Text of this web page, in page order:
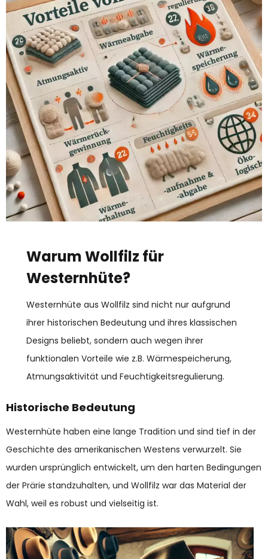
Warum Wollfilz für
Westernhüte?
Westernhüte aus Wollfilz sind nicht nur aufgrund
ihrer historischen Bedeutung und ihres klassischen
Designs beliebt, sondern auch wegen ihrer
funktionalen Vorteile wie z.B. Wärmespeicherung,
Atmungsaktivität und Feuchtigkeitsregulierung.
Historische Bedeutung
Westernhüte haben eine lange Tradition und sind tief in der
Geschichte des amerikanischen Westens verwurzelt. Sie
wurden ursprünglich entwickelt, um den harten Bedingungen
der Prärie standzuhalten, und Wollfilz war das Material der
Wahl, weil es robust und vielseitig ist.